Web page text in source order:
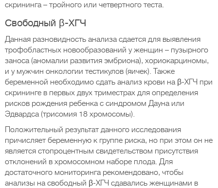
скрининга – тройного или четвертного теста.
Свободный β-ХГЧ
Данная разновидность анализа сдается для выявления
трофобластных новообразований у женщин – пузырного
заноса (аномалии развития эмбриона), хориокарциномы,
и у мужчин онкологии тестикулов (яичек). Также
беременной необходимо сдать анализ крови на β-ХГЧ при
скрининге в первых двух триместрах для определения
рисков рождения ребенка с синдромом Дауна или
Эдвардса (трисомия 18 хромосомы).
Положительный результат данного исследования
причисляет беременную к группе риска, но при этом он не
является стопроцентным свидетельством присутствия
отклонений в хромосомном наборе плода. Для
достаточного мониторинга рекомендовано, чтобы
анализы на свободный β-ХГЧ сдавались женщинами в